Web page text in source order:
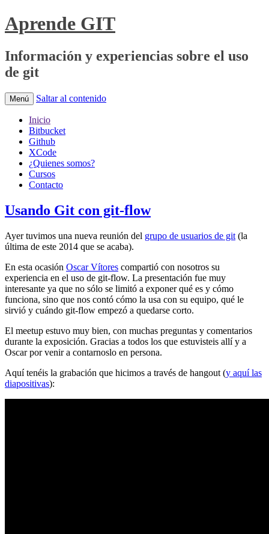
Aprende GIT
Información y experiencias sobre el uso
de git
Menú Saltar al contenido
Inicio
Bitbucket
Github
XCode
¿Quienes somos?
Cursos
Contacto
Usando Git con git-flow
Ayer tuvimos una nueva reunión del grupo de usuarios de git (la
última de este 2014 que se acaba).
En esta ocasión Oscar Vítores compartió con nosotros su
experiencia en el uso de git-flow. La presentación fue muy
interesante ya que no sólo se limitó a exponer qué es y cómo
funciona, sino que nos contó cómo la usa con su equipo, qué le
sirvió y cuándo git-flow empezó a quedarse corto.
El meetup estuvo muy bien, con muchas preguntas y comentarios
durante la exposición. Gracias a todos los que estuvisteis allí y a
Oscar por venir a contarnoslo en persona.
Aquí tenéis la grabación que hicimos a través de hangout (y aquí las
diapositivas):